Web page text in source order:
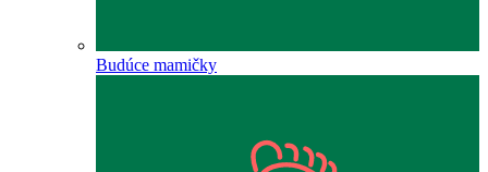
Budúce mamičky